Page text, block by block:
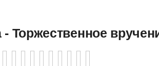
- Торжественное